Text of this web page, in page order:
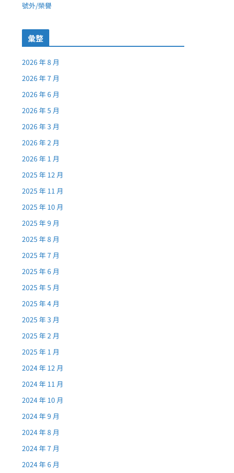
號外/榮譽
彙整
2026 年 8 月
2026 年 7 月
2026 年 6 月
2026 年 5 月
2026 年 3 月
2026 年 2 月
2026 年 1 月
2025 年 12 月
2025 年 11 月
2025 年 10 月
2025 年 9 月
2025 年 8 月
2025 年 7 月
2025 年 6 月
2025 年 5 月
2025 年 4 月
2025 年 3 月
2025 年 2 月
2025 年 1 月
2024 年 12 月
2024 年 11 月
2024 年 10 月
2024 年 9 月
2024 年 8 月
2024 年 7 月
2024 年 6 月